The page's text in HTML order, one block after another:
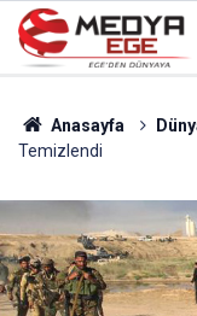
Anasayfa
Temizlendi